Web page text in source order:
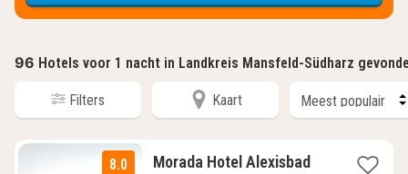
96 Hotels voor 1 nacht in Landkreis Mansfeld-Südharz
Filters Kaart
8.0 Morada Hotel Alexisbad1